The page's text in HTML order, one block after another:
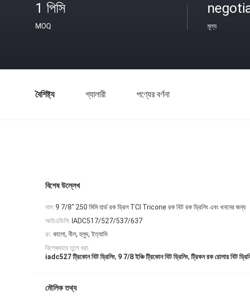
1 পিসি
MOQ মূল্য
বৈশিষ্ট্য গ্যালারী পণ্যের বর্ণনা
বিশেষ উল্লেখ
নাম: 9 7/8" 250 মিমি হার্ড রক ড্রিল TCI Tricone রক বিট রক ড্রিলিং এবং খননের জন্য
আইএডিসি: IADC517/527/537/637
রং: কালো, নীল, হলুদ, ইত্যাদি
বিশেষভাবে তুলে ধরা:
iadc527 ট্রিকোন বিট ড্রিলিং, 9 7/8 ইঞ্চি ট্রিকোন বিট ড্রিলিং, ট্রিকন রক রোলার বিট
মৌলিক তথ্য